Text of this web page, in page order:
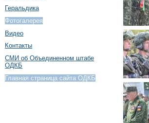
Геральдика
Фотогалерея
Видео
Контакты
СМИ об Объединенном штабе
ОДКБ
Главная страница сайта ОДКБ